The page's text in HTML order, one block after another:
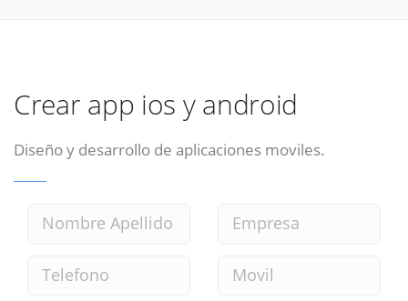
Crear app ios y android
Diseño y desarrollo de aplicaciones moviles.